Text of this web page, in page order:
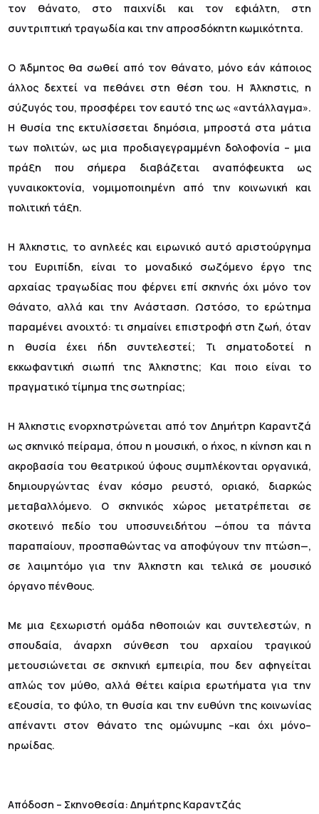
τον θάνατο, στο παιχνίδι και τον εφιάλτη, στη
συντριπτική τραγωδία και την απροσδόκητη κωμικότητα.
Ο Άδμητος θα σωθεί από τον θάνατο, μόνο εάν κάποιος
άλλος δεχτεί να πεθάνει στη θέση του. Η Άλκηστις, η
σύζυγός του, προσφέρει τον εαυτό της ως «αντάλλαγμα».
Η θυσία της εκτυλίσσεται δημόσια, μπροστά στα μάτια
των πολιτών, ως μια προδιαγεγραμμένη δολοφονία – μια
πράξη που σήμερα διαβάζεται αναπόφευκτα ως
γυναικοκτονία, νομιμοποιημένη από την κοινωνική και
πολιτική τάξη.
Η Άλκηστις, το ανηλεές και ειρωνικό αυτό αριστούργημα
του Ευριπίδη, είναι το μοναδικό σωζόμενο έργο της
αρχαίας τραγωδίας που φέρνει επί σκηνής όχι μόνο τον
Θάνατο, αλλά και την Ανάσταση. Ωστόσο, το ερώτημα
παραμένει ανοιχτό: τι σημαίνει επιστροφή στη ζωή, όταν
η θυσία έχει ήδη συντελεστεί; Τι σηματοδοτεί η
εκκωφαντική σιωπή της Άλκηστης; Και ποιο είναι το
πραγματικό τίμημα της σωτηρίας;
Η Άλκηστις ενορχηστρώνεται από τον Δημήτρη Καραντζά
ως σκηνικό πείραμα, όπου η μουσική, ο ήχος, η κίνηση και η
ακροβασία του θεατρικού ύφους συμπλέκονται οργανικά,
δημιουργώντας έναν κόσμο ρευστό, οριακό, διαρκώς
μεταβαλλόμενο. Ο σκηνικός χώρος μετατρέπεται σε
σκοτεινό πεδίο του υποσυνειδήτου —όπου τα πάντα
παραπαίουν, προσπαθώντας να αποφύγουν την πτώση—,
σε λαιμητόμο για την Άλκηστη και τελικά σε μουσικό
όργανο πένθους.
Με μια ξεχωριστή ομάδα ηθοποιών και συντελεστών, η
σπουδαία, άναρχη σύνθεση του αρχαίου τραγικού
μετουσιώνεται σε σκηνική εμπειρία, που δεν αφηγείται
απλώς τον μύθο, αλλά θέτει καίρια ερωτήματα για την
εξουσία, το φύλο, τη θυσία και την ευθύνη της κοινωνίας
απέναντι στον θάνατο της ομώνυμης –και όχι μόνο–
ηρωίδας.
Απόδοση – Σκηνοθεσία: Δημήτρης Καραντζάς